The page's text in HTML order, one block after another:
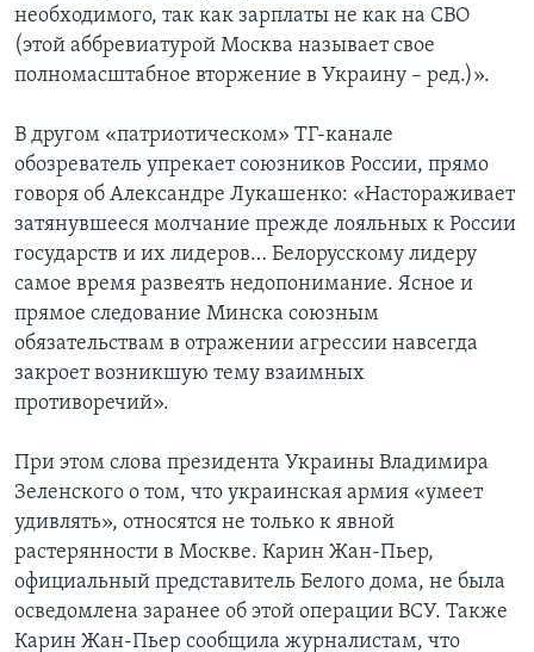
необходимого, так как зарплаты не как на СВО
(этой аббревиатурой Москва называет свое
полномасштабное вторжение в Украину – ред.)».
В другом «патриотическом» ТГ-канале
обозреватель упрекает союзников России, прямо
говоря об Александре Лукашенко: «Настораживает
затянувшееся молчание прежде лояльных к России
государств и их лидеров… Белорусскому лидеру
самое время развеять недопонимание. Ясное и
прямое следование Минска союзным
обязательствам в отражении агрессии навсегда
закроет возникшую тему взаимных
противоречий».
При этом слова президента Украины Владимира
Зеленского о том, что украинская армия «умеет
удивлять», относятся не только к явной
растерянности в Москве. Карин Жан-Пьер,
официальный представитель Белого дома, не была
осведомлена заранее об этой операции ВСУ. Также
Карин Жан-Пьер сообщила журналистам, что